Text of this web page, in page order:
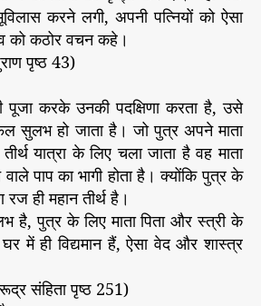
करने लगी, अपनी पत्नियों को ऐसा
को कठोर वचन कहे।
पृष्ठ 43)
पूजा करके उनकी पदक्षिणा करता है, उसे
सुलभ हो जाता है। जो पुत्र अपने माता
यात्रा के लिए चला जाता है वह माता
पाप का भागी होता है। क्योंकि पुत्र के
रज ही महान तीर्थ है।
है, पुत्र के लिए माता पिता और स्त्री के
घर में ही विद्यमान हैं, ऐसा वेद और शास्त्र
संहिता पृष्ठ 251)